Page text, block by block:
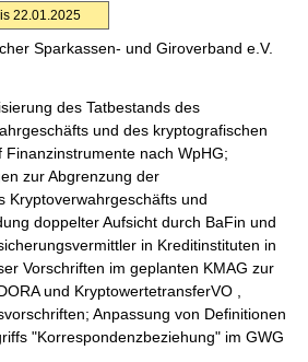
22.01.2025
Sparkassen- und Giroverband e.V.
des Tatbestands des
und des kryptografischen
nach WpHG;
zur Abgrenzung der
Kryptoverwahrgeschäfts und
doppelter Aufsicht durch BaFin und
in Kreditinstituten in
Vorschriften im geplanten KMAG zur
und KryptowertetransferVO ,
Anpassung von Definitionen
"Korrespondenzbeziehung" im GWG